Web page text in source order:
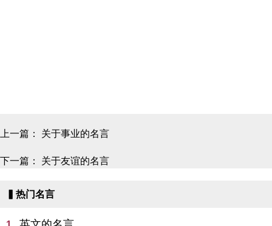
上一篇： 关于事业的名言
下一篇： 关于友谊的名言
▍热门名言